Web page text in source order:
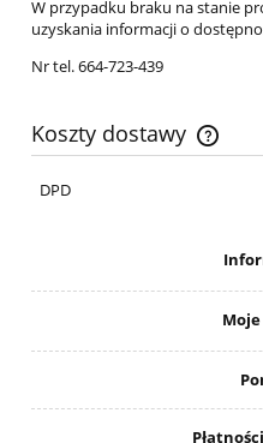
W przypadku braku na stanie
uzyskania informacji o
Nr tel. 664-723-439
Koszty dostawy
Cena nie zawiera
DPD